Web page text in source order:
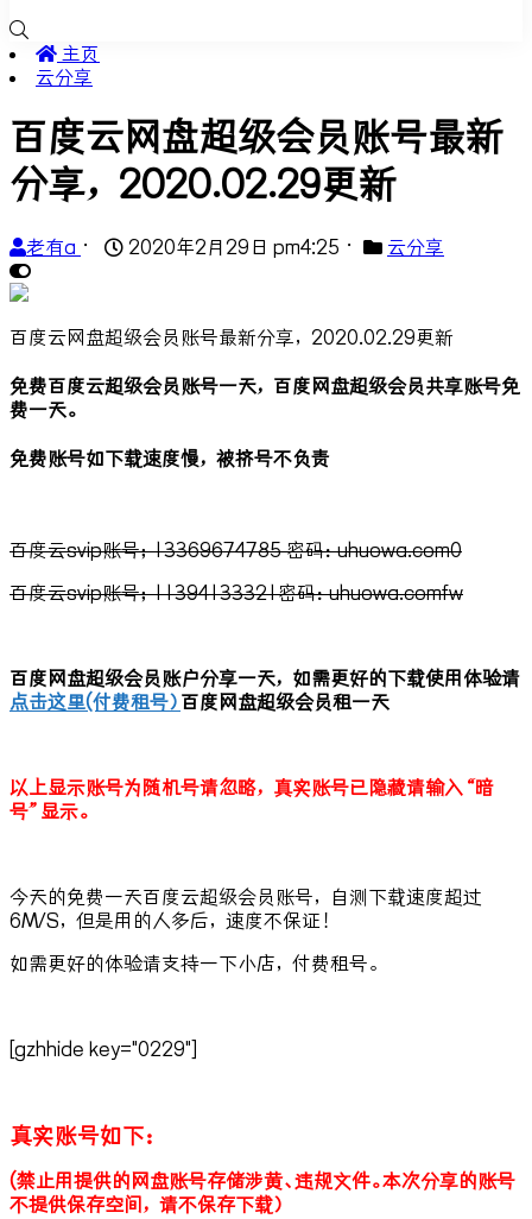
主页
云分享
百度云网盘超级会员账号最新
分享，2020.02.29更新
老有a • 2020年2月29日 pm4:25 • 云分享
百度云网盘超级会员账号最新分享，2020.02.29更新
免费百度云超级会员账号一天，百度网盘超级会员共享账号免
费一天。
免费账号如下载速度慢，被挤号不负责
百度云svip账号；13369674785 密码：uhuowa.com0
百度云svip账号；11394133321密码：uhuowa.comfw
百度网盘超级会员账户分享一天，如需更好的下载使用体验请
点击这里(付费租号） 百度网盘超级会员租一天
以上显示账号为随机号请忽略，真实账号已隐藏请输入“暗
号”显示。
今天的免费一天百度云超级会员账号，自测下载速度超过
6M/S，但是用的人多后，速度不保证！
如需更好的体验请支持一下小店，付费租号。
[gzhhide key="0229"]
真实账号如下：
(禁止用提供的网盘账号存储涉黄、违规文件。本次分享的账号
不提供保存空间，请不保存下载）